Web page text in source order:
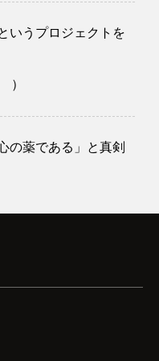
いうプロジェクトを
）
の薬である」と真剣